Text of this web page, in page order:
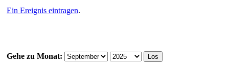
Ein Ereignis eintragen.
Gehe zu Monat: